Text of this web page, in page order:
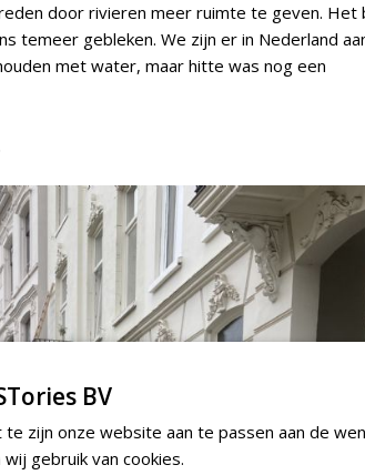
door rivieren meer ruimte te geven. Het
temeer gebleken. We zijn er in Nederland
met water, maar hitte was nog een
BV
zijn onze website aan te passen aan de
gebruik van cookies.